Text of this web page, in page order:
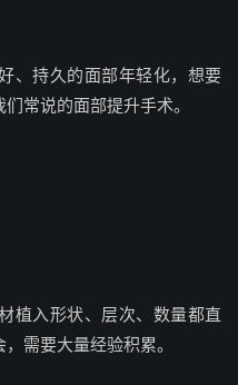
、持久的面部年轻化，想要
常说的面部提升手术。
植入形状、层次、数量都直
需要大量经验积累。